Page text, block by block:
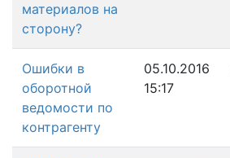
материалов на
сторону?
Ошибки в
оборотной
ведомости по
контрагенту
05.10.2016
15:17